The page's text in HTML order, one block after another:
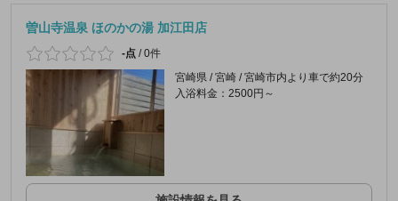
曽山寺温泉 ほのかの湯 加江田店
-点 /0件
宮崎県 / 宮崎 / 宮崎市内より車で約20分
入浴料金：2500円～